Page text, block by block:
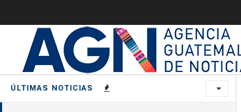
ÚLTIMAS NOTICIAS